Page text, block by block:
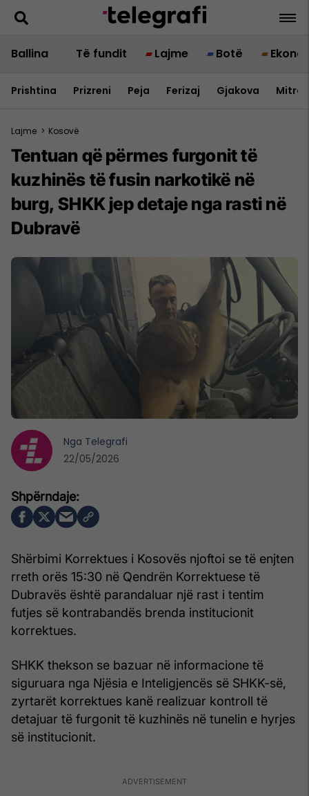
Ballina Të fundit Lajme Botë
Prishtina Prizreni Peja Ferizaj Gjakova
Lajme > Kosovë
Tentuan që përmes furgonit të
kuzhinës të fusin narkotikë në
burg, SHKK jep detaje nga rasti në
Dubravë
Shërbimi Korrektues i Kosovës njoftoi se të enjten
rreth orës 15:30 në Qendrën Korrektuese të
Dubravës është parandaluar një rast i tentim
futjes së kontrabandës brenda institucionit
korrektues.
SHKK thekson se bazuar në informacione të
siguruara nga Njësia e Inteligjencës së SHKK-së,
zyrtarët korrektues kanë realizuar kontroll të
detajuar të furgonit të kuzhinës në tunelin e hyrjes
së institucionit.
Nga Telegrafi
22/05/2026